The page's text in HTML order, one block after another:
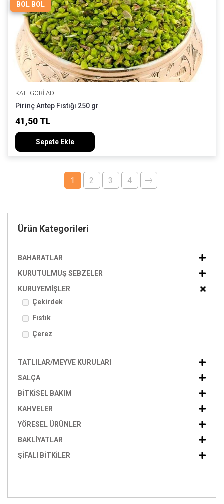
BOL BOL
KATEGORI ADI
Pirinç Antep Fıstığı 250 gr
41,50 TL
Sepete Ekle
1 2 3 4
Ürün Kategorileri
BAHARATLAR
KURUTULMUŞ SEBZELER
KURUYEMIŞLER
Çekirdek
Fıstık
Çerez
TATLILAR/MEYVE KURULARI
SALÇA
BITKISEL BAKIM
KAHVELER
YÖRESEL ÜRÜNLER
BAKLIYATLAR
ŞIFALI BITKILER